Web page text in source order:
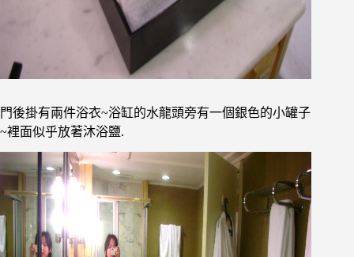
門後掛有兩件浴衣~浴缸的水龍頭旁有一個銀色的小罐子
~裡面似乎放著沐浴鹽.